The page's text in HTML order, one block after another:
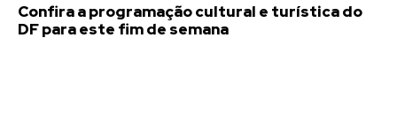
Confira a programação cultural e turística do
DF para este fim de semana